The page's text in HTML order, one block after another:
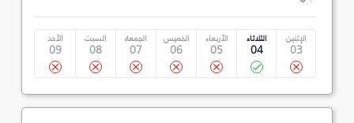
الإثنين
03
الثلاثاء
04
الأربعاء
05
الخميس
06
الجمعة
07
السبت
08
الأحد
09